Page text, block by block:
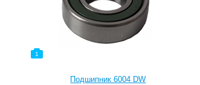
1
Подшипник 6004 DW